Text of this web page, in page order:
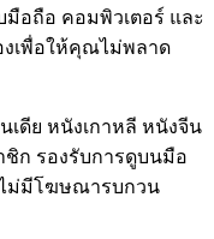
มือถือ คอมพิวเตอร์ และ
เพื่อให้คุณไม่พลาด
เดีย หนังเกาหลี หนังจีน
ก รองรับการดูบนมือ
ไม่มีโฆษณารบกวน